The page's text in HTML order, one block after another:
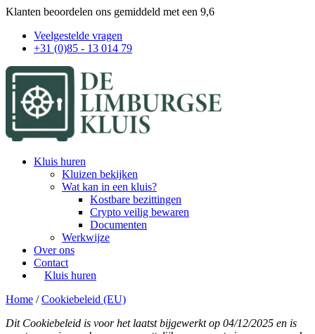
Klanten beoordelen ons gemiddeld met een 9,6
Veelgestelde vragen
+31 (0)85 - 13 014 79
Skip
Kluis huren
Kluizen bekijken
Wat kan in een kluis?
Kostbare bezittingen
Crypto veilig bewaren
Documenten
Werkwijze
Over ons
Contact
Kluis huren
Home /Cookiebeleid (EU)
Dit Cookiebeleid is voor het laatst bijgewerkt op 04/12/2025 en is